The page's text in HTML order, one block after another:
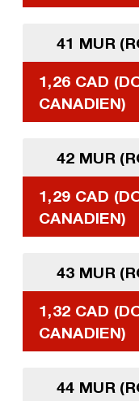
41 MUR
1,26 CAD
CANADIEN)
42 MUR
1,29 CAD
CANADIEN)
43 MUR
1,32 CAD
CANADIEN)
44 MUR